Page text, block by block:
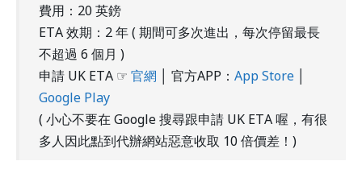
費用：20 英鎊
ETA 效期：2 年 ( 期間可多次進出，每次停留最長
不超過 6 個月 )
申請 UK ETA ☞ 官網 │ 官方APP： App Store
Google Play
( 小心不要在 Google 搜尋跟申請 UK ETA 喔，有很
多人因此點到代辦網站惡意收取 10 倍價差！)